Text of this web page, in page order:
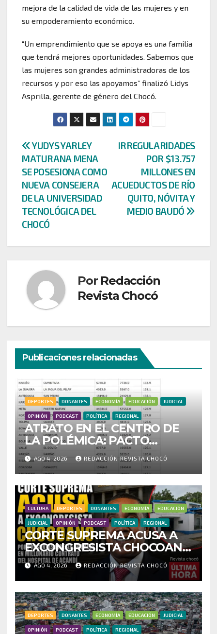
mejora de la calidad de vida de las mujeres y en
su empoderamiento económico.
“Un emprendimiento que se apoya es una familia
que tendrá mejores oportunidades. Sabemos que
las mujeres son grandes administradoras de los
recursos y por eso las apoyamos” finalizó Lidys
Asprilla, gerente de género del Chocó.
Navegación
de
entradas
IRREGULARIDADES
POR $13.757
MILLONES EN
ACUEDUCTOS DE RÍO
QUITO, NÓVITA Y
MEDIO BAUDÓ
YUDYS YARLEY
MATURANA MENA
SE POSESIONA COMO
NUEVA CONSEJERA
DE LA UNIVERSIDAD
TECNOLÓGICA DEL
CHOCÓ
Por Redacción
Revista Chocó
Publicaciones relacionadas
DEPORTES DONANTES ECONOMÍA EDUCACIÓN JUDICIAL
OPINIÓN PODCAST POLÍTICA REGIONAL
ATRATO EN EL CENTRO DE
LA POLÉMICA: PACTO
HISTÓRICO CUESTIONA
CENSO ELECTORAL Y PIDE
INVESTIGAR PRESUNTO
FRAUDE
AGO 4, 2026 REDACCIÓN REVISTA CHOCÓ
CULTURA DEPORTES DONANTES ECONOMÍA EDUCACIÓN
JUDICIAL OPINIÓN PODCAST POLÍTICA REGIONAL
CORTE SUPREMA ACUSA A
EXCONGRESISTA CHOCOANO
POR PRESUNTAS
IRREGULARIDADES EN
MILLONARIO CONTRATO
DEL HOSPITAL DE ACANDÍ
AGO 4, 2026 REDACCIÓN REVISTA CHOCÓ
DEPORTES DONANTES ECONOMÍA EDUCACIÓN JUDICIAL
OPINIÓN PODCAST POLÍTICA REGIONAL